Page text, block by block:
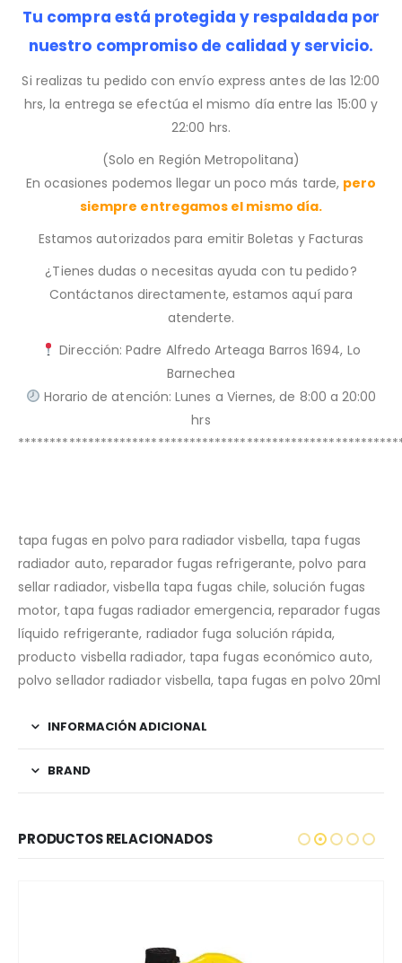
Tu compra está protegida y respaldada por
nuestro compromiso de calidad y servicio.
Si realizas tu pedido con envío express antes de las 12:00
hrs, la entrega se efectúa el mismo día entre las 15:00 y
22:00 hrs.
(Solo en Región Metropolitana)
En ocasiones podemos llegar un poco más tarde, pero
siempre entregamos el mismo día.
Estamos autorizados para emitir Boletas y Facturas
¿Tienes dudas o necesitas ayuda con tu pedido?
Contáctanos directamente, estamos aquí para
atenderte.
Dirección: Padre Alfredo Arteaga Barros 1694, Lo
Barnechea
Horario de atención: Lunes a Viernes, de 8:00 a 20:00
hrs
tapa fugas en polvo para radiador visbella, tapa fugas
radiador auto, reparador fugas refrigerante, polvo para
sellar radiador, visbella tapa fugas chile, solución fugas
motor, tapa fugas radiador emergencia, reparador fugas
líquido refrigerante, radiador fuga solución rápida,
producto visbella radiador, tapa fugas económico auto,
polvo sellador radiador visbella, tapa fugas en polvo 20ml
INFORMACIÓN ADICIONAL
BRAND
PRODUCTOS RELACIONADOS